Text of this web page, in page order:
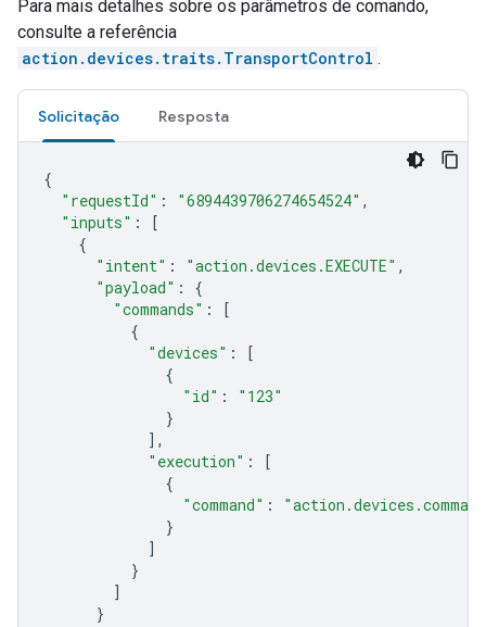
Para mais detalhes sobre os parâmetros de comando,
consulte a referência
action.devices.traits.TransportControl .
Solicitação Resposta
{
"requestId" : "6894439706274654524" ,
"inputs" :
[
{
"intent" : "action.devices.EXECUTE" ,
"payload" :
{
"commands" :
[
{
"devices" :
[
{
"id" :
"123"
}
],
"execution" :
[
{
"command" :
}
]
}
]
}